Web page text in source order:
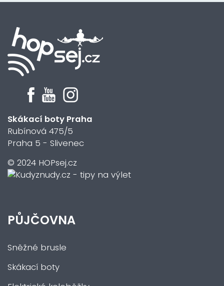
Skákací boty Praha
Rubínová 475/5
Praha 5 - Slivenec
© 2024 HOPsej.cz
PŮJČOVNA
Sněžné brusle
Skákací boty